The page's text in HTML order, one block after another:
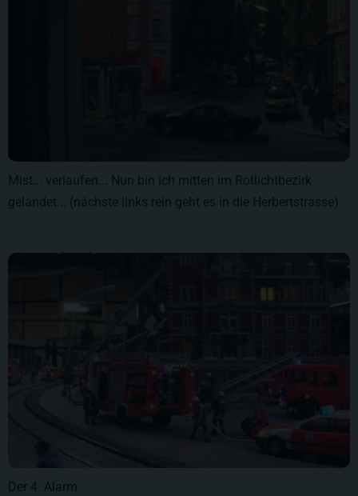
Mist... verlaufen... Nun bin ich mitten im Rotlichtbezirk
gelandet... (nächste links rein geht es in die Herbertstrasse)
Der 4. Alarm